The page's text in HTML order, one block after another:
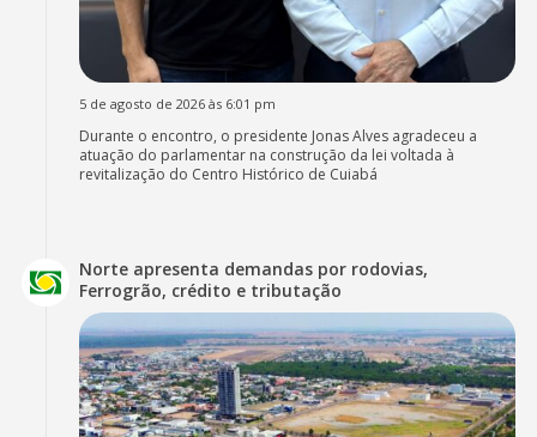
5 de agosto de 2026 às 6:01 pm
Durante o encontro, o presidente Jonas Alves agradeceu a
atuação do parlamentar na construção da lei voltada à
revitalização do Centro Histórico de Cuiabá
Norte apresenta demandas por rodovias,
Ferrogrão, crédito e tributação